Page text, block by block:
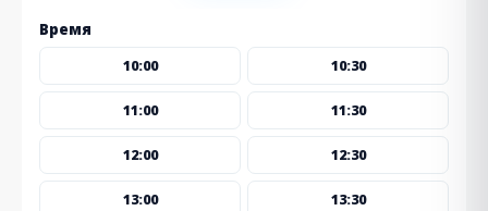
Время
10:00 10:30
11:00 11:30
12:00 12:30
13:00 13:30